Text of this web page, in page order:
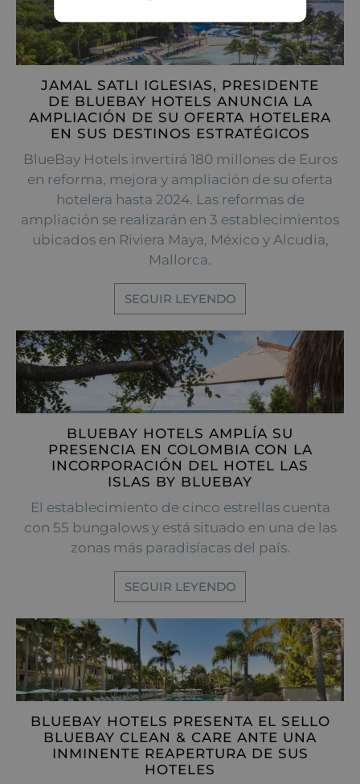
JAMAL SATLI IGLESIAS, PRESIDENTE
DE BLUEBAY HOTELS ANUNCIA LA
AMPLIACIÓN DE SU OFERTA HOTELERA
EN SUS DESTINOS ESTRATÉGICOS
BlueBay Hotels invertirá 180 millones de Euros
en reforma, mejora y ampliación de su oferta
hotelera hasta 2024. Las reformas de
ampliación se realizarán en 3 establecimientos
ubicados en Riviera Maya, México y Alcudia,
Mallorca.
SEGUIR LEYENDO
BLUEBAY HOTELS AMPLÍA SU
PRESENCIA EN COLOMBIA CON LA
INCORPORACIÓN DEL HOTEL LAS
ISLAS BY BLUEBAY
El establecimiento de cinco estrellas cuenta
con 55 bungalows y está situado en una de las
zonas más paradisíacas del país.
SEGUIR LEYENDO
BLUEBAY HOTELS PRESENTA EL SELLO
BLUEBAY CLEAN & CARE ANTE UNA
INMINENTE REAPERTURA DE SUS
HOTELES